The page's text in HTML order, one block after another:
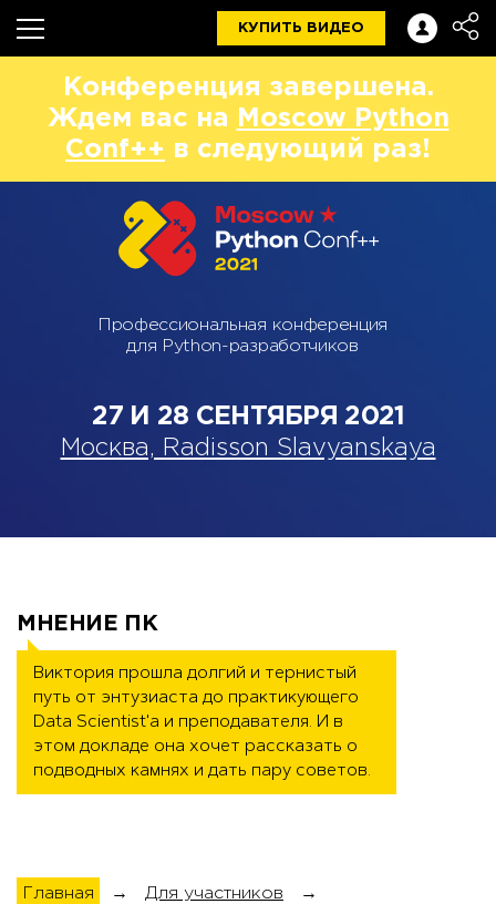
КУПИТЬ ВИДЕО
Конференция завершена.
Ждем вас на
Moscow Python
Conf++ в следующий раз!
Профессиональная конференция
для Python-разработчиков
27 И 28 СЕНТЯБРЯ 2021
Москва, Radisson Slavyanskaya
Главная → Для участников →
МНЕНИЕ ПК
Виктория прошла долгий и тернистый
путь от энтузиаста до практикующего
Data Scientist'а и преподавателя. И в
этом докладе она хочет рассказать о
подводных камнях и дать пару советов.